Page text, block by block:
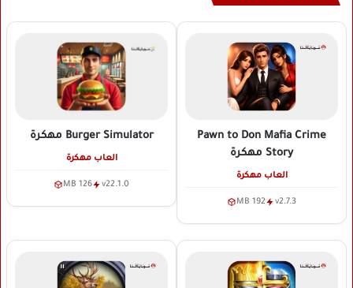
Pawn to Don Mafia Crime
Story مهكرة
العاب مهكرة
v2.7.3
192 MB
Burger Simulator مهكرة
العاب مهكرة
v22.1.0
126 MB